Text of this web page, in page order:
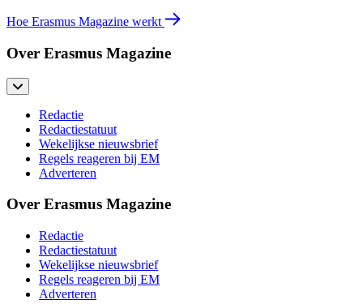
Hoe Erasmus Magazine werkt
Over Erasmus Magazine
Redactie
Redactiestatuut
Wekelijkse nieuwsbrief
Regels reageren bij EM
Adverteren
Over Erasmus Magazine
Redactie
Redactiestatuut
Wekelijkse nieuwsbrief
Regels reageren bij EM
Adverteren